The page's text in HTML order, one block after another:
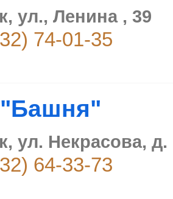
ул., Ленина , 39
74-01-35
ул. Некрасова, д.
64-33-73